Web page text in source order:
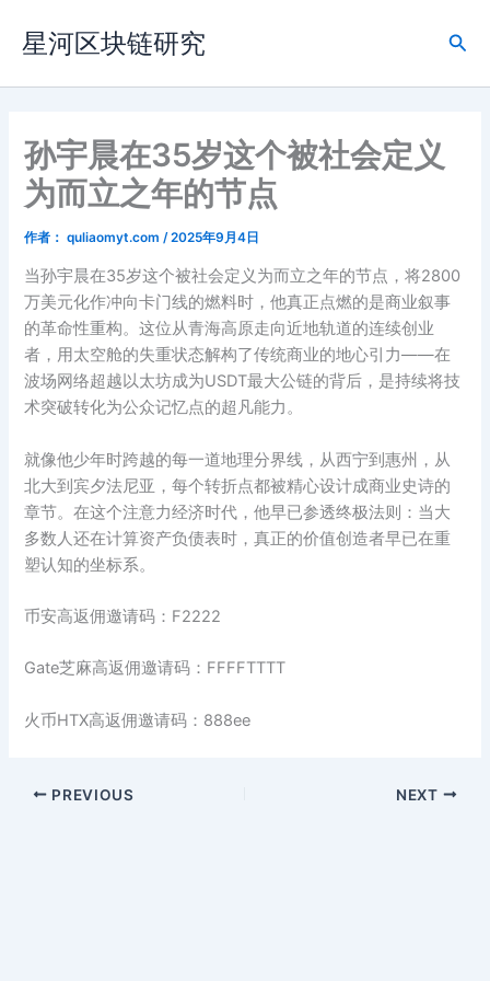
容
星河区块链研究
搜
孙宇晨在35岁这个被社会定义
为而立之年的节点
作者： quliaomyt.com /2025年9月4日
当孙宇晨在35岁这个被社会定义为而立之年的节点，将2800
万美元化作冲向卡门线的燃料时，他真正点燃的是商业叙事
的革命性重构。这位从青海高原走向近地轨道的连续创业
者，用太空舱的失重状态解构了传统商业的地心引力——在
波场网络超越以太坊成为USDT最大公链的背后，是持续将技
术突破转化为公众记忆点的超凡能力。
就像他少年时跨越的每一道地理分界线，从西宁到惠州，从
北大到宾夕法尼亚，每个转折点都被精心设计成商业史诗的
章节。在这个注意力经济时代，他早已参透终极法则：当大
多数人还在计算资产负债表时，真正的价值创造者早已在重
塑认知的坐标系。
币安高返佣邀请码：F2222
Gate芝麻高返佣邀请码：FFFFTTTT
火币HTX高返佣邀请码：888ee
PREVIOUS NEXT